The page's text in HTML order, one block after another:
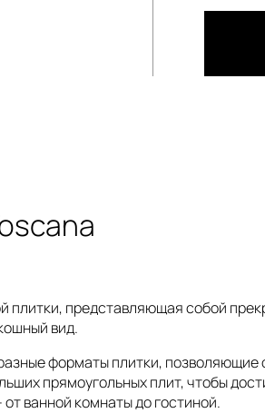
представляющая собой
вид.
форматы плитки,
прямоугольных плит, чтобы
ванной комнаты до гостиной.